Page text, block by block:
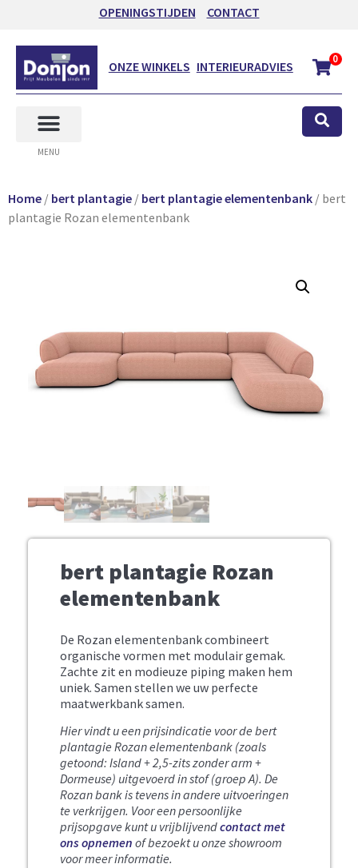
OPENINGSTIJDEN CONTACT
ONZE WINKELS INTERIEURADVIES 0
MENU
Home / bert plantagie / bert plantagie elementenbank / bert
plantagie Rozan elementenbank
bert plantagie Rozan
elementenbank
De Rozan elementenbank combineert
organische vormen met modulair gemak.
Zachte zit en modieuze piping maken hem
uniek. Samen stellen we uw perfecte
maatwerkbank samen.
Hier vindt u een prijsindicatie voor de bert
plantagie Rozan elementenbank (zoals
getoond: Island + 2,5-zits zonder arm +
Dormeuse) uitgevoerd in stof (groep A). De
Rozan bank is tevens in andere uitvoeringen
te verkrijgen. Voor een persoonlijke
prijsopgave kunt u vrijblijvendcontact met
ons opnemen of bezoekt u onze showroom
voor meer informatie.